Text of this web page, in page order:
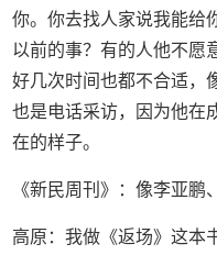
你。你去找人家说我能给
以前的事？有的人他不愿
好几次时间也都不合适，
也是电话采访，因为他在
在的样子。
《新民周刊》：像李亚鹏
高原：我做《返场》这本